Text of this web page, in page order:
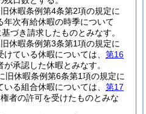
休暇条例第4条第2項の規定に
年次有給休暇の時季について
づき請求したものとみなす。
休暇条例第3条第1項の規定に
ている休暇については、 第16
承認した休暇とみなす。
旧休暇条例第6条第1項の規定に
る組合休暇については、 第17
者の許可を受けたものとみな